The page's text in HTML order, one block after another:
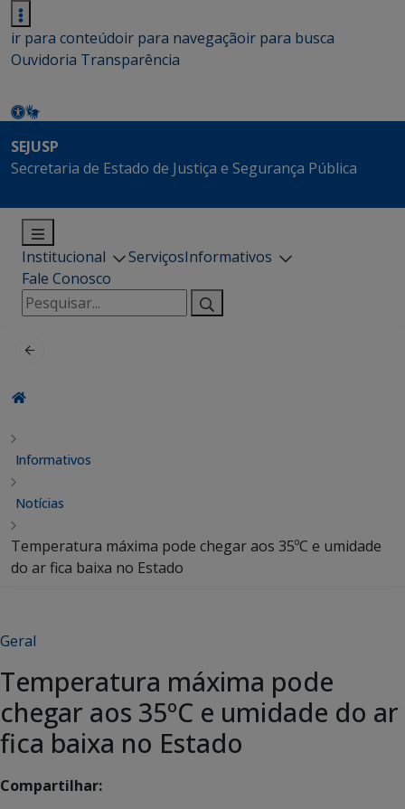
ir para conteúdoir para navegaçãoir para busca
Ouvidoria Transparência
SEJUSP
Secretaria de Estado de Justiça e Segurança Pública
Institucional ServiçosInformativos
Fale Conosco
Pesquisar
por:
Informativos
Notícias
Temperatura máxima pode chegar aos 35ºC e umidade
do ar fica baixa no Estado
Geral
Temperatura máxima pode
chegar aos 35ºC e umidade do ar
fica baixa no Estado
Compartilhar: